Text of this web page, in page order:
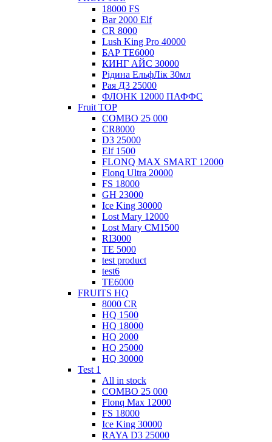
18000 FS
Bar 2000 Elf
CR 8000
Lush King Pro 40000
БАР ТЕ6000
КИНГ АЙС 30000
Рідина ЕльфЛік 30мл
Рая Д3 25000
ФЛОНК 12000 ПАФФС
Fruit TOP
COMBO 25 000
CR8000
D3 25000
Elf 1500
FLONQ MAX SMART 12000
Flonq Ultra 20000
FS 18000
GH 23000
Ice King 30000
Lost Mary 12000
Lost Mary CM1500
RI3000
TE 5000
test product
test6
ТЕ6000
FRUITS HQ
8000 CR
HQ 1500
HQ 18000
HQ 2000
HQ 25000
HQ 30000
Test 1
All in stock
COMBO 25 000
Flonq Max 12000
FS 18000
Ice King 30000
RAYA D3 25000